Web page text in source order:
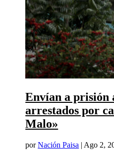
Envían a prisión
arrestados por
Malo»
porNación Paisa | Ago 2,